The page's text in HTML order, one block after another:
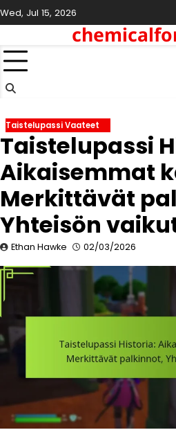
Skip
to
Wed, Jul 15, 2026
Taistelupassi Vaateet
Taistelupassi
Aikaisemmat
Merkittävät
Yhteisön
Ethan Hawke 02/03/2026